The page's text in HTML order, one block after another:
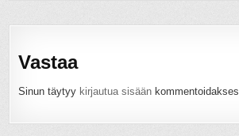
Vastaa
Sinun täytyy kirjautua sisään